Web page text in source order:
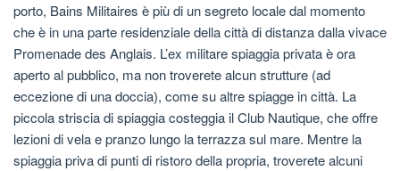
porto, Bains Militaires è più di un segreto locale dal momento
che è in una parte residenziale della città di distanza dalla vivace
Promenade des Anglais. L’ex militare spiaggia privata è ora
aperto al pubblico, ma non troverete alcun strutture (ad
eccezione di una doccia), come su altre spiagge in città. La
piccola striscia di spiaggia costeggia il Club Nautique, che offre
lezioni di vela e pranzo lungo la terrazza sul mare. Mentre la
spiaggia priva di punti di ristoro della propria, troverete alcuni